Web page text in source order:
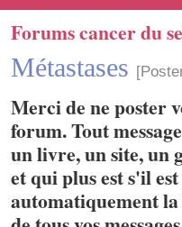
Forums cancer du
Métastases
Merci de ne poster
forum. Tout
un livre, un site, un
et qui plus est s'il
automatiquement